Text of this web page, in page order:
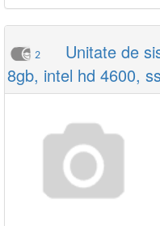
2
Unitate de
8gb, intel hd 4600,